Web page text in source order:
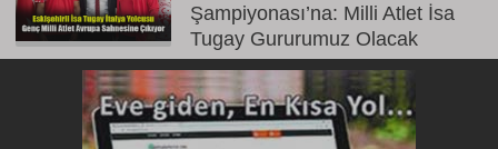
Şampiyonası’na: Milli Atlet İsa
Tugay Gururumuz Olacak